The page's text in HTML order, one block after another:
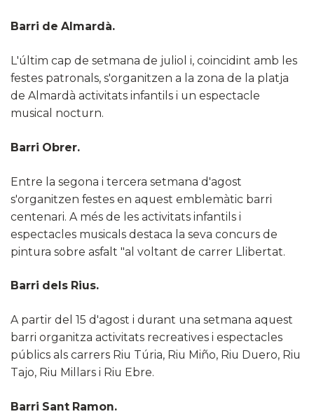
Barri de Almardà.
L'últim cap de setmana de juliol i, coincidint amb les
festes patronals, s'organitzen a la zona de la platja
de Almardà activitats infantils i un espectacle
musical nocturn.
Barri Obrer.
Entre la segona i tercera setmana d'agost
s'organitzen festes en aquest emblemàtic barri
centenari. A més de les activitats infantils i
espectacles musicals destaca la seva concurs de
pintura sobre asfalt "al voltant de carrer Llibertat.
Barri dels Rius.
A partir del 15 d'agost i durant una setmana aquest
barri organitza activitats recreatives i espectacles
públics als carrers Riu Túria, Riu Miño, Riu Duero, Riu
Tajo, Riu Millars i Riu Ebre.
Barri Sant Ramon.